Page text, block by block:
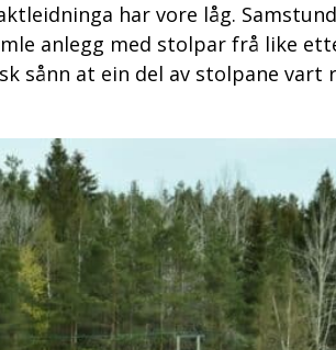
har vore låg.
anlegg med stolpar frå like
at ein del av stolpane vart